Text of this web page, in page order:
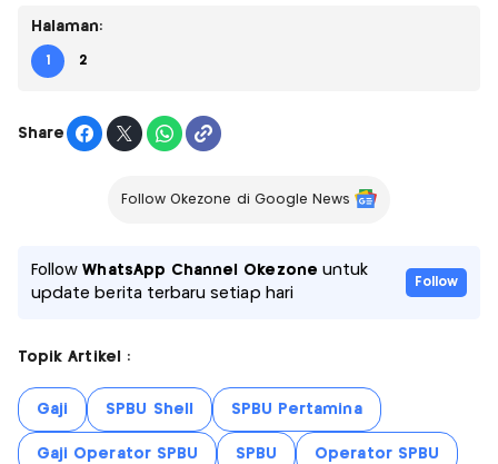
Halaman:
1 2
Share
Follow Okezone di Google News
FollowWhatsApp Channel Okezone untuk
update berita terbaru setiap hari
Follow
Topik Artikel :
Gaji SPBU Shell SPBU Pertamina
Gaji Operator SPBU SPBU Operator SPBU